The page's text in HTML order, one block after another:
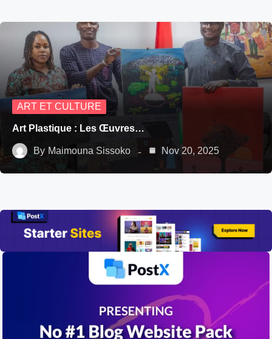
ART ET CULTURE
Art Plastique : Les Œuvres…
By Maimouna Sissoko Nov 20, 2025